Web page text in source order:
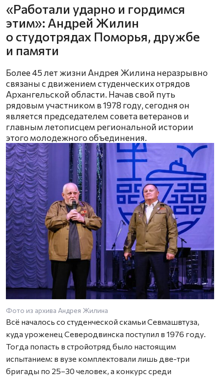
«Работали ударно и гордимся
этим»: Андрей Жилин
о студотрядах Поморья, дружбе
и памяти
Более 45 лет жизни Андрея Жилина неразрывно
связаны с движением студенческих отрядов
Архангельской области. Начав свой путь
рядовым участником в 1978 году, сегодня он
является председателем совета ветеранов и
главным летописцем региональной истории
этого молодежного объединения.
Фото из архива Андрея Жилина
Всё началось со студенческой скамьи Севмашвтуза,
куда уроженец Северодвинска поступил в 1976 году.
Тогда попасть в стройотряд было настоящим
испытанием: в вузе комплектовали лишь две-три
бригады по 25–30 человек, а конкурс среди